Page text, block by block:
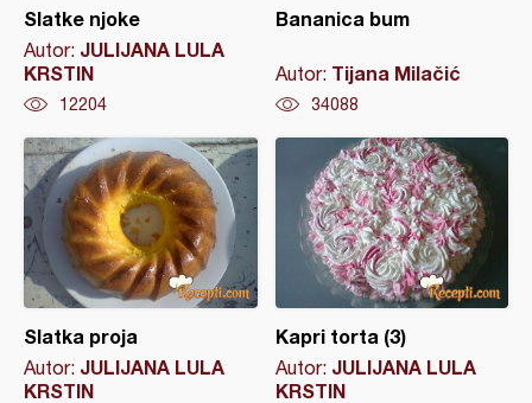
Slatke njoke
Autor: JULIJANA LULA
KRSTIN
12204
Bananica bum
Autor: Tijana Milačić
34088
Slatka proja
Autor: JULIJANA LULA
KRSTIN
Kapri torta (3)
Autor: JULIJANA LULA
KRSTIN